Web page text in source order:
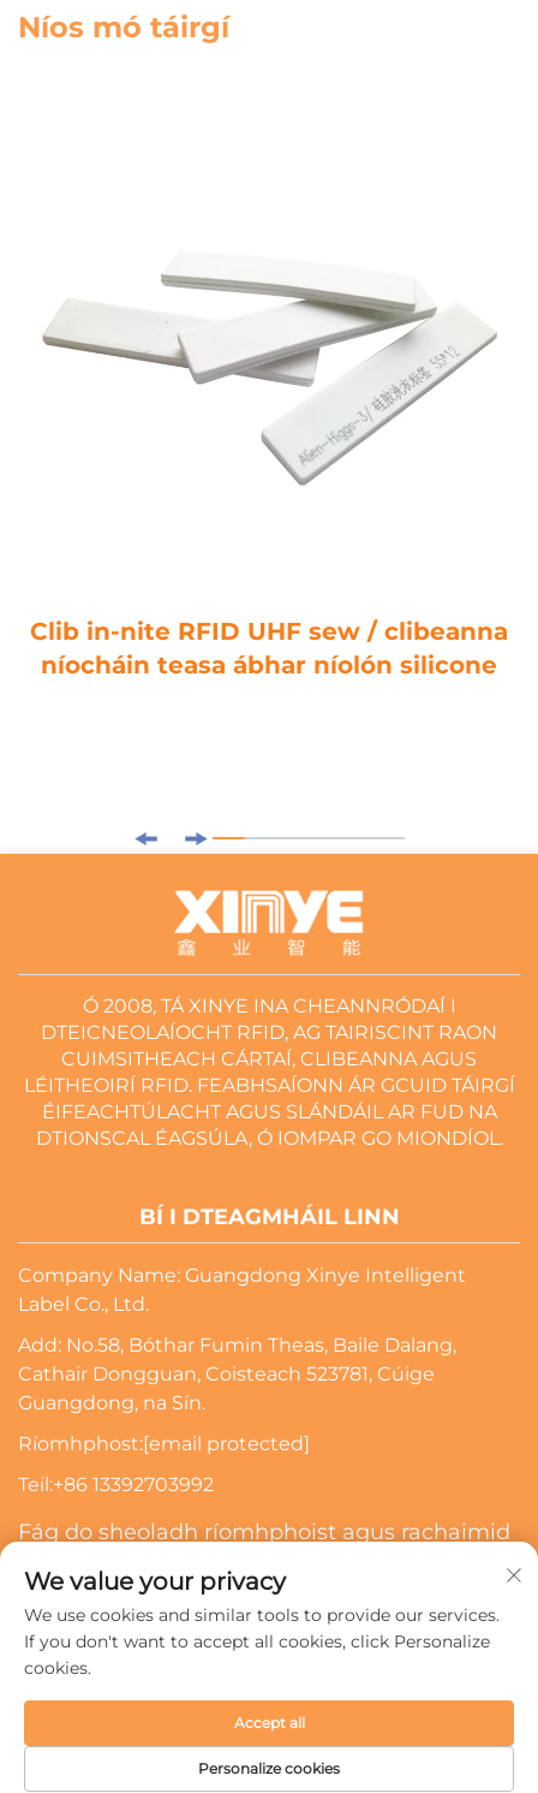
Níos mó táirgí
Clib in-nite RFID UHF sew / clibeanna
níocháin teasa ábhar níolón silicone
Ó 2008, TÁ XINYE INA CHEANNRÓDAÍ I
DTEICNEOLAÍOCHT RFID, AG TAIRISCINT RAON
CUIMSITHEACH CÁRTAÍ, CLIBEANNA AGUS
LÉITHEOIRÍ RFID. FEABHSAÍONN ÁR GCUID TÁIRGÍ
ÉIFEACHTÚLACHT AGUS SLÁNDÁIL AR FUD NA
DTIONSCAL ÉAGSÚLA, Ó IOMPAR GO MIONDÍOL.
BÍ I DTEAGMHÁIL LINN
Company Name: Guangdong Xinye Intelligent
Label Co., Ltd.
Add: No.58, Bóthar Fumin Theas, Baile Dalang,
Cathair Dongguan, Coisteach 523781, Cúige
Guangdong, na Sín.
Ríomhphost:[email protected]
Teil:+86 13392703992
Fág do sheoladh ríomhphoist agus rachaimid
Liostáil
Cóipcheart © 2024 Guangdong Xinye Intelligent Label Co.,
Ltd. Gach ceart ar cosaint. Beartas príobháideachta
We value your privacy
We use cookies and similar tools to provide our services.
If you don't want to accept all cookies, click Personalize
cookies.
Personalize cookies
Accept all